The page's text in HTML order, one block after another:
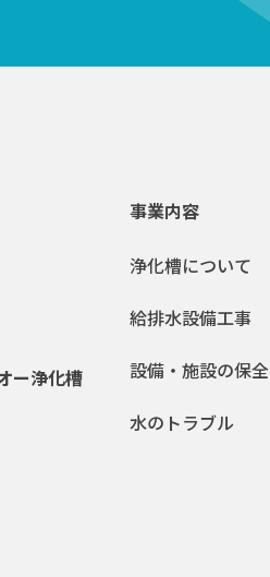
ー浄化槽
事業内容
浄化槽について
給排水設備工事
設備・施設の保
水のトラブル